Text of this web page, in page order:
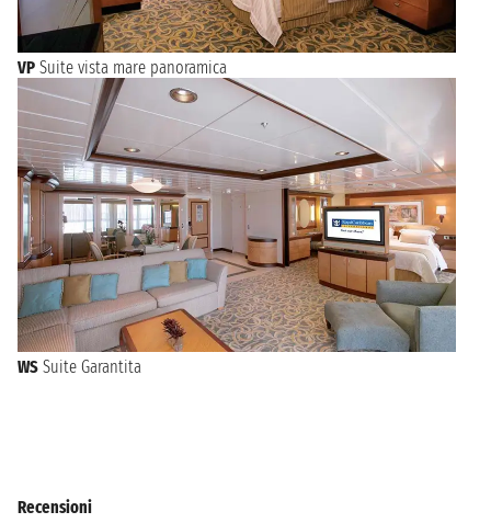
VP Suite vista mare panoramica
WS Suite Garantita
Recensioni